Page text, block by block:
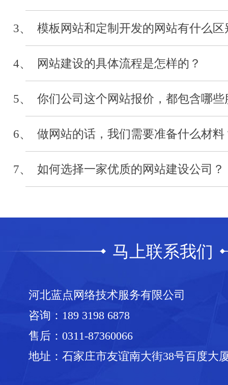
河北经贸大学
2019-04
河北省浙江省会
网站制作
3、 模板网站和定制开发的网站有什么区
4、 网站建设的具体流程是怎样的？
5、 你们公司这个网站报价，都包含哪些
6、 做网站的话，我们需要准备什么材料
7、 如何选择一家优质的网站建设公司？
马上联系我们
河北蓝点网络技术服务有限公司
咨询： 189 3198 6878
售后： 0311-87360066
地址：石家庄市友谊南大街38号百度大